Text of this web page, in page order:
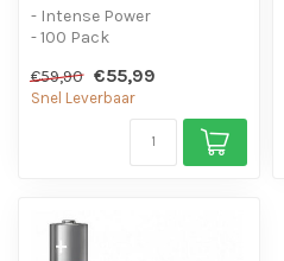
- Intense Power
- 100 Pack
hoog verbruik
€59,90 €55,99
Snel Leverbaar